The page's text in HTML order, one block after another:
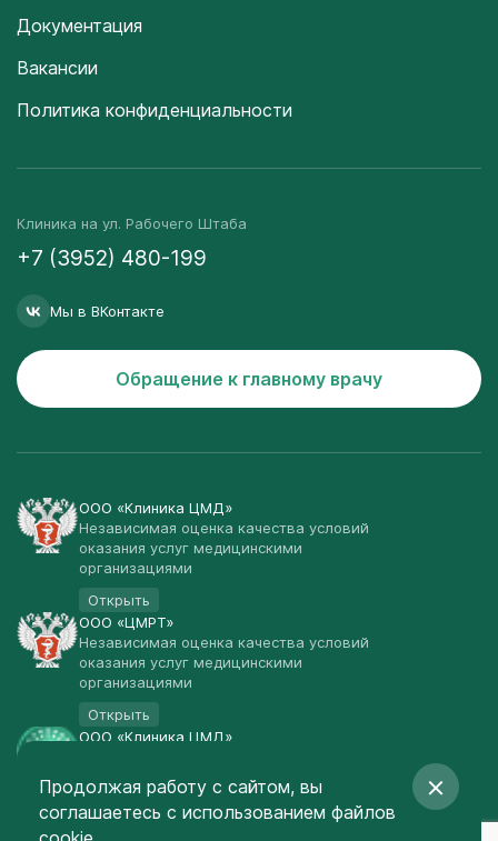
Документация
Вакансии
Политика конфиденциальности
Клиника на ул. Рабочего Штаба
+7 (3952) 480-199
Мы в ВКонтакте
Обращение к главному врачу
ООО «Клиника ЦМД»
Независимая оценка качества условий
оказания услуг медицинскими
организациями
Открыть
ООО «ЦМРТ»
Независимая оценка качества условий
оказания услуг медицинскими
организациями
Открыть
ООО «Клиника ЦМД»
Открыть
© Клиника ЦМД 2003-2026
Продолжая работу с сайтом, вы
соглашаетесь с использованием файлов